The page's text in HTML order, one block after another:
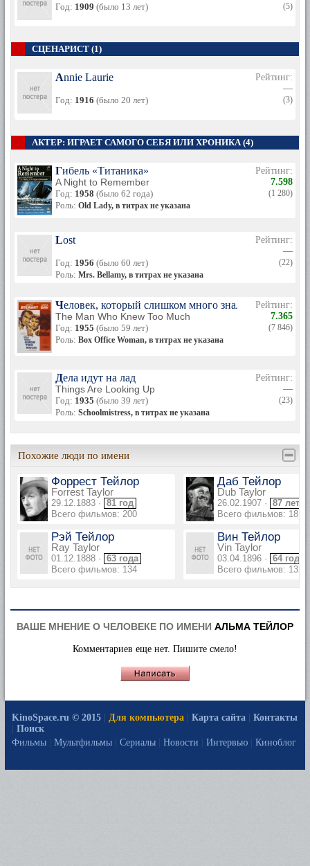
Год: 1909 (было 13 лет) (5)
СЦЕНАРИСТ (1)
Annie Laurie
Год: 1916 (было 20 лет)
Рейтинг:
—
(3)
АКТЕР: ИГРАЕТ САМОГО СЕБЯ ИЛИ ХРОНИКА (4)
Гибель «Титаника»
A Night to Remember
Год: 1958 (было 62 года)
Роль: Old Lady, в титрах не указана
Рейтинг:
7.598
(1 280)
Lost
Год: 1956 (было 60 лет)
Роль: Mrs. Bellamy, в титрах не указана
Рейтинг:
—
(22)
Человек, который слишком много знал
The Man Who Knew Too Much
Год: 1955 (было 59 лет)
Роль: Box Office Woman, в титрах не указана
Рейтинг:
7.365
(7 846)
Дела идут на лад
Things Are Looking Up
Год: 1935 (было 39 лет)
Роль: Schoolmistress, в титрах не указана
Рейтинг:
—
(23)
Похожие люди по имени
Форрест Тейлор
Forrest Taylor
29.12.1883 · 81 год
Всего фильмов: 200
Даб Тейлор
Dub Taylor
26.02.1907 · 87 лет
Всего фильмов: 181
Рэй Тейлор
Ray Taylor
01.12.1888 · 63 года
Всего фильмов: 134
Вин Тейлор
Vin Taylor
03.04.1896 · 64 года
Всего фильмов: 132
ВАШЕ МНЕНИЕ О ЧЕЛОВЕКЕ ПО ИМЕНИ АЛЬМА ТЕЙЛОР
Комментариев еще нет. Пишите смело!
KinoSpace.ru © 2015 Для компьютера Карта сайта
Контакты
Поиск
Фильмы
Мультфильмы Сериалы Новости Интервью Киноблог